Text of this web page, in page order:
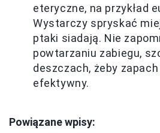
eteryczne, na przykład
Wystarczy spryskać
ptaki siadają. Nie
powtarzaniu zabiegu,
deszczach, żeby
efektywny.
Powiązane wpisy: